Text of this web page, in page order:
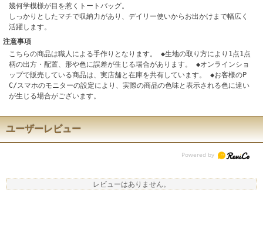
幾何学模様が目を惹くトートバッグ。
しっかりとしたマチで収納力があり、デイリー使いからお出かけまで幅広く
活躍します。
注意事項
こちらの商品は職人による手作りとなります。 ◆生地の取り方により1点1点
柄の出方・配置、形や色に誤差が生じる場合があります。 ◆オンラインショ
ップで販売している商品は、実店舗と在庫を共有しています。 ◆お客様のP
C/スマホのモニターの設定により、実際の商品の色味と表示される色に違い
が生じる場合がございます。
ユーザーレビュー
レビューはありません。